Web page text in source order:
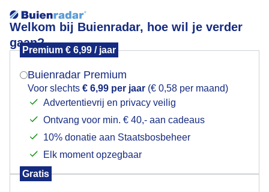
Welkom bij Buienradar, hoe wil je verder
gaan?
Premium € 6,99 / jaar
Buienradar Premium
Voor slechts € 6,99 per jaar (€ 0,58 per maand)
Advertentievrij en privacy veilig
Ontvang voor min. € 40,- aan cadeaus
10% donatie aan Staatsbosbeheer
Elk moment opzegbaar
Gratis
Michel Nulens
Sinds 2022 actief als
meteoroloog bij Buienradar.
Daarvoor beroepsmilitair in het
MeteoGroup België.
Mogen we je locatie gebruiken voor het
Indien je hier nog geen akkoord op hebt gegeven,
verschijnt er zo een pop-up uit je browser waarin
Is goed, toon de popup